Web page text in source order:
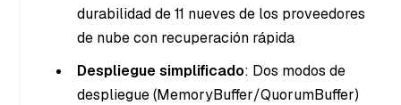
durabilidad de 11 nueves de los proveedores
de nube con recuperación rápida
Despliegue simplificado: Dos modos de
despliegue (MemoryBuffer/QuorumBuffer)